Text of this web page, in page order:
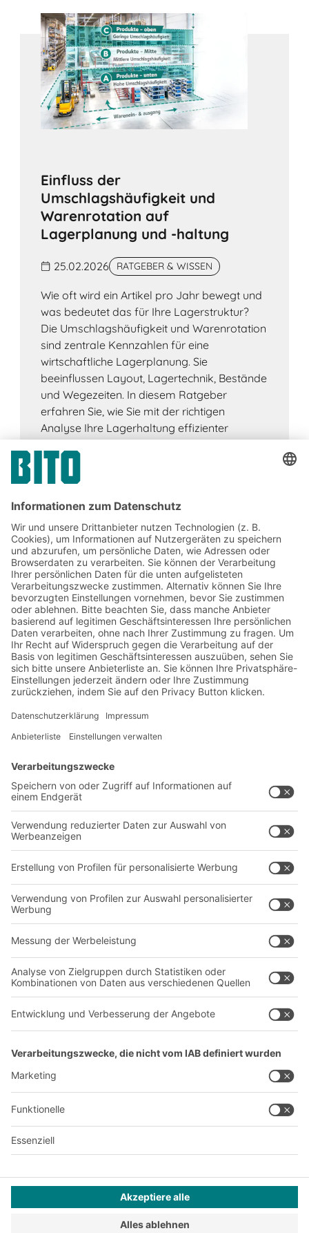
Einfluss der
Umschlagshäufigkeit und
Warenrotation auf
Lagerplanung und -haltung
25.02.2026 RATGEBER & WISSEN
Wie oft wird ein Artikel pro Jahr bewegt und
was bedeutet das für Ihre Lagerstruktur?
Die Umschlagshäufigkeit und Warenrotation
sind zentrale Kennzahlen für eine
wirtschaftliche Lagerplanung. Sie
beeinflussen Layout, Lagertechnik, Bestände
und Wegezeiten. In diesem Ratgeber
erfahren Sie, wie Sie mit der richtigen
Analyse Ihre Lagerhaltung effizienter
gestalten und Flächen optimal nutzen.
Jetzt beim BITO Newsletter
anmelden:
Lager- & Logistiknews
Exklusive Rabatte
Neuheiten
Lösungen
Behältersysteme
Regalsysteme
Transportsysteme
Beratung & Service
Unternehmen
Standorte weltweit
Produktionsstandorte
Follow us
YOUR LIFE.
+43 (7224) 65 555-0
Dieses Angebot ist für Industrie, Handwerk, Handel und die
freien Berufe zur Verwendung in der selbstständigen,
beruflichen oder gewerblichen Tätigkeit bestimmt.